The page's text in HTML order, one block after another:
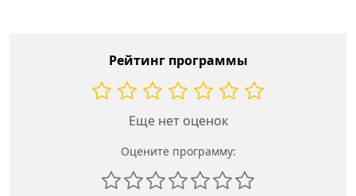
Рейтинг программы
Еще нет оценок
Оцените программу: